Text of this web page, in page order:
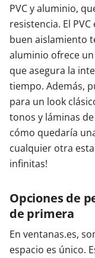
PVC y aluminio,
resistencia. El
buen aislamiento
aluminio ofrece
que asegura la
tiempo. Además,
para un look
tonos y láminas
cómo quedaría
cualquier otra
infinitas!
Opciones de
de primera
En ventanas.es,
espacio es único.